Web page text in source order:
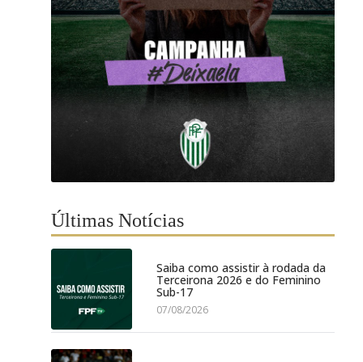
Últimas Notícias
Saiba como assistir à rodada da
Terceirona 2026 e do Feminino
Sub-17
07/08/2026